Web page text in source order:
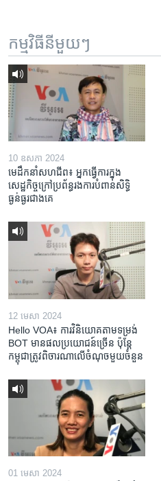
កម្មវិធី​នីមួយៗ
10 ឧសភា 2024
មេដឹកនាំសហជីព៖ អ្នកធ្វើការក្នុង
សេដ្ឋកិច្ចក្រៅប្រព័ន្ធរងការបំពានសិទ្ធិ
ធ្ងន់ធ្ងរជាងគេ
12 មេសា 2024
Hello VOA៖ ការ​វិនិយោគ​តាម​ទម្រង់ ​
BOT​ មាន​ផល​ប្រយោជន៍​ច្រើន ប៉ុន្តែ​
កម្ពុជា​ត្រូវ​ពិចារណា​លើ​ចំណុច​មួយ​ចំនួន
01 មេសា 2024